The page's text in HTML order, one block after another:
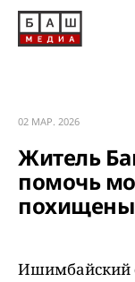
02 МАР. 2026
Житель
помочь
похищены
Ишимбайский